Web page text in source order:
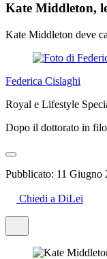
Kate Middleton,
Kate Middleton deve
Federica Cislaghi
Royal e Lifestyle
Dopo il dottorato in
Pubblicato: 11 Giugno
Chiedi a DiLei